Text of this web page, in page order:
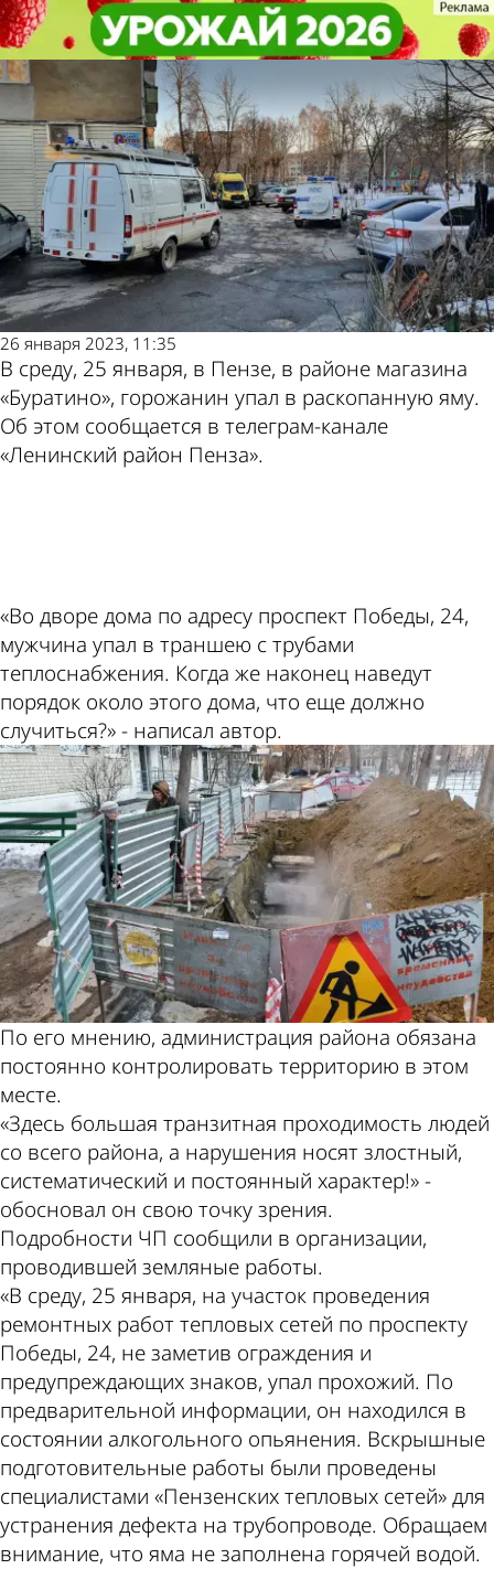
В Пензе прохожий упал в
траншею с трубами отопления
Происшествия
26 января 2023, 11:35
В среду, 25 января, в Пензе, в районе магазина
«Буратино», горожанин упал в раскопанную яму.
Об этом сообщается в телеграм-канале
«Ленинский район Пенза».
«Во дворе дома по адресу проспект Победы, 24,
мужчина упал в траншею с трубами
теплоснабжения. Когда же наконец наведут
порядок около этого дома, что еще должно
случиться?» - написал автор.
По его мнению, администрация района обязана
постоянно контролировать территорию в этом
месте.
«Здесь большая транзитная проходимость людей
со всего района, а нарушения носят злостный,
систематический и постоянный характер!» -
обосновал он свою точку зрения.
Подробности ЧП сообщили в организации,
проводившей земляные работы.
«В среду, 25 января, на участок проведения
ремонтных работ тепловых сетей по проспекту
Победы, 24, не заметив ограждения и
предупреждающих знаков, упал прохожий. По
предварительной информации, он находился в
состоянии алкогольного опьянения. Вскрышные
подготовительные работы были проведены
специалистами «Пензенских тепловых сетей» для
устранения дефекта на трубопроводе. Обращаем
внимание, что яма не заполнена горячей водой.
В Пензе прохожий упал в
траншею с трубами отопления
Происшествия
Другие новости
по теме
Погода и курсы
валют в Пензе